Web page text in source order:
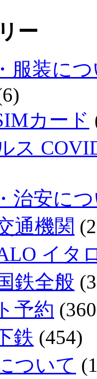
ー
服装に
カード
ス
治安に
通機関
イタ
鉄全般
予約
鉄 (454)
ついて